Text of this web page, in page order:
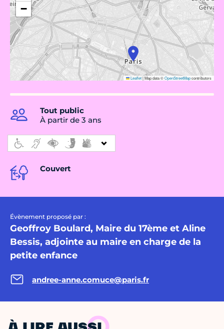
−
Leaflet|Map data ©OpenStreetMapcontributors
Tout public
À partir de 3 ans
Couvert
Évènement proposé par :
Geoffroy Boulard, Maire du 17ème et Aline
Bessis, adjointe au maire en charge de la
petite enfance
andree-anne.comuce@paris.fr